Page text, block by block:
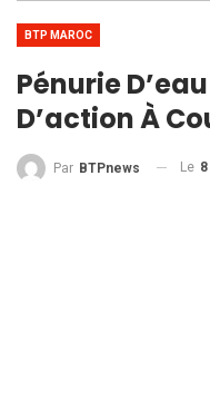
BTP MAROC
Pénurie
D’action À
Par BTPnews Le